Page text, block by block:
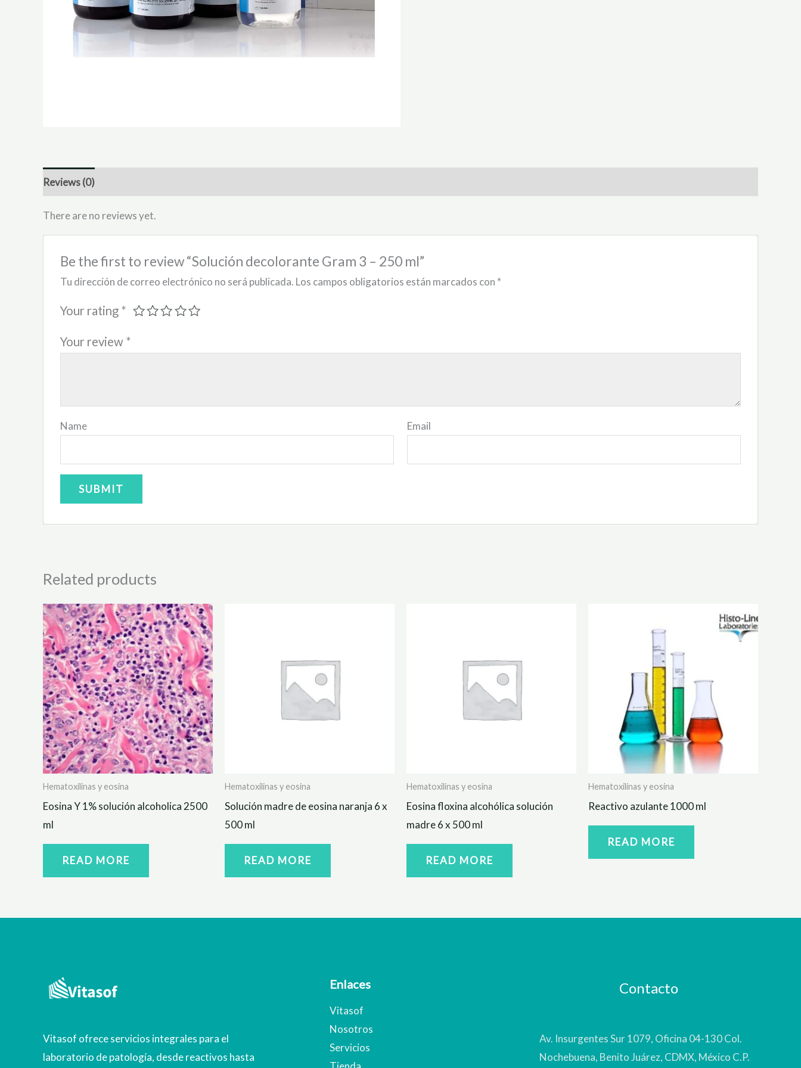
Reviews (0)
There are no reviews yet.
Be the first to review “Solución decolorante Gram 3 – 250 ml”
Tu dirección de correo electrónico no será publicada. Los campos obligatorios están marcados con *
Your rating *
Your review *
Name Email
Related products
Hematoxilinas y eosina
Eosina Y 1% solución alcoholica 2500
ml
READ MORE
Hematoxilinas y eosina
Solución madre de eosina naranja 6 x
500 ml
READ MORE
Hematoxilinas y eosina
Eosina floxina alcohólica solución
madre 6 x 500 ml
READ MORE
Hematoxilinas y eosina
Reactivo azulante 1000 ml
READ MORE
Vitasof ofrece servicios integrales para el
laboratorio de patología, desde reactivos hasta
Enlaces
Vitasof
Nosotros
Servicios
Contacto
Av. Insurgentes Sur 1079, Oficina 04-130 Col.
Nochebuena, Benito Juárez, CDMX, México C.P.